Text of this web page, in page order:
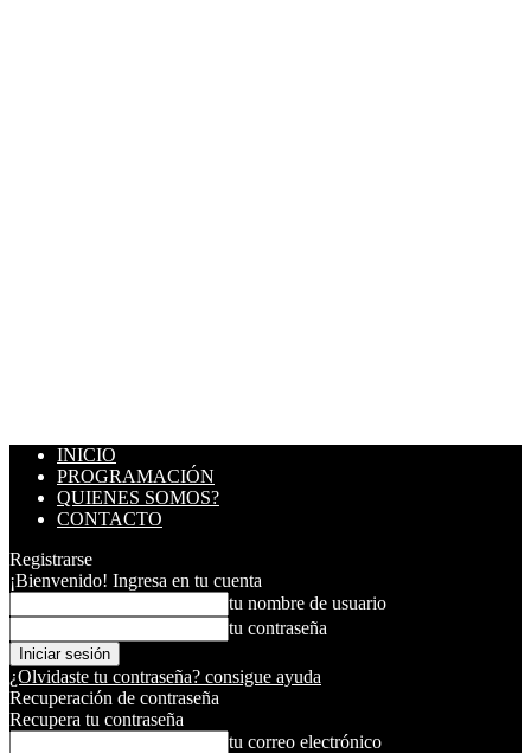
INICIO
PROGRAMACIÓN
QUIENES SOMOS?
CONTACTO
Registrarse
¡Bienvenido! Ingresa en tu cuenta
tu nombre de usuario
tu contraseña
¿Olvidaste tu contraseña? consigue ayuda
Recuperación de contraseña
Recupera tu contraseña
tu correo electrónico